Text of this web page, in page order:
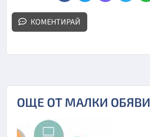
КОМЕНТИРАЙ
ОЩЕ ОТ МАЛКИ ОБЯВИ